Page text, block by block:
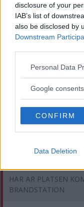
disclosure of your
IAB’s list of
also be disclosed by
Downstream
Please note that this
not limited to your
use your data for
consent section.
Personal Data
Google consents
CONFIRM
Data Deletion
Veteranen har kört
är han åskådare
Nya försök i trakten –
BERUSAD PÅ TÅG
MEST LÄST
Klockan klämtar – är
HON BLIR NY
HÄR ÄR PLATSEN
BRANDSTATION